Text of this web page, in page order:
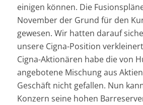
einigen können. Die
November der Grund für den
gewesen. Wir hatten darauf
unsere Cigna-Position
Cigna-Aktionären habe die von
angebotene Mischung aus
Geschäft nicht gefallen. Nun
Konzern seine hohen